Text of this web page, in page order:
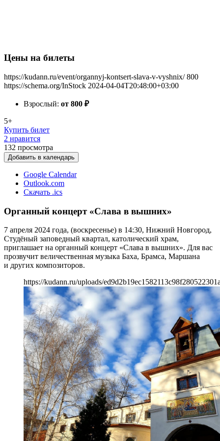
Цены на билеты
https://kudann.ru/event/organnyj-kontsert-slava-v-vyshnix/ 800
https://schema.org/InStock 2024-04-04T20:48:00+03:00
Взрослый: от 800 ₽
5+
Купить билет
2 нравится
132 просмотра
Добавить в календарь
Google Calendar
Outlook.com
Скачать .ics
Органный концерт «Слава в вышних»
7 апреля 2024 года, (воскресенье) в 14:30, Нижний Новгород,
Студёный заповедный квартал, католический храм,
приглашает на органный концерт «Слава в вышних». Для вас
прозвучит величественная музыка Баха, Брамса, Маршана
и других композиторов.
https://kudann.ru/uploads/